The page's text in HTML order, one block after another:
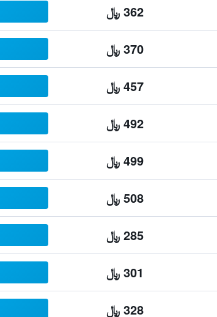
362 ﷼
370 ﷼
457 ﷼
492 ﷼
499 ﷼
508 ﷼
285 ﷼
301 ﷼
328 ﷼